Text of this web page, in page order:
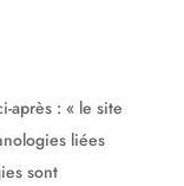
après : « le site
liées
sont